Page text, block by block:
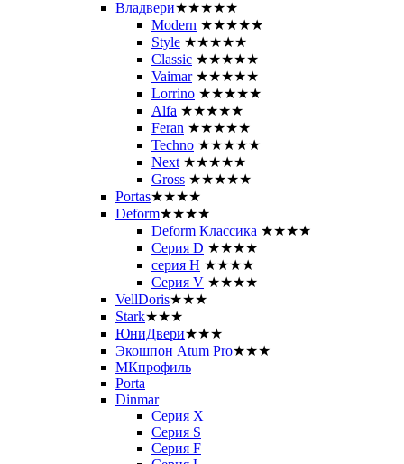
Владвери★★★★★
Modern ★★★★★
Style ★★★★★
Classic ★★★★★
Vaimar ★★★★★
Lorrino ★★★★★
Alfa ★★★★★
Feran ★★★★★
Techno ★★★★★
Next ★★★★★
Gross ★★★★★
Portas★★★★
Deform★★★★
Deform Классика ★★★★
Серия D ★★★★
серия H ★★★★
Серия V ★★★★
VellDoris★★★
Stark★★★
ЮниДвери★★★
Экошпон Atum Pro★★★
МКпрофиль
Porta
Dinmar
Серия X
Серия S
Серия F